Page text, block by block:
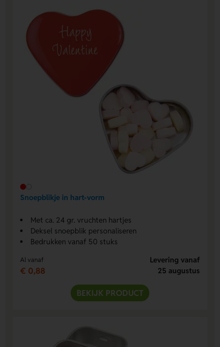
Snoepblikje in hart-vorm
Met ca. 24 gr. vruchten hartjes
Deksel snoepblik personaliseren
Bedrukken vanaf 50 stuks
Al vanaf
€ 0,88
Levering vanaf
25 augustus
BEKIJK PRODUCT